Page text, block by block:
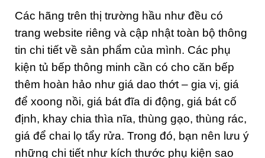
Các hãng trên thị trường hầu như đều có
trang website riêng và cập nhật toàn bộ thông
tin chi tiết về sản phẩm của mình. Các phụ
kiện tủ bếp thông minh cần có cho căn bếp
thêm hoàn hảo như giá dao thớt – gia vị, giá
để xoong nồi, giá bát đĩa di động, giá bát cố
định, khay chia thìa nĩa, thùng gạo, thùng rác,
giá để chai lọ tẩy rửa. Trong đó, bạn nên lưu ý
những chi tiết như kích thước phụ kiện sao